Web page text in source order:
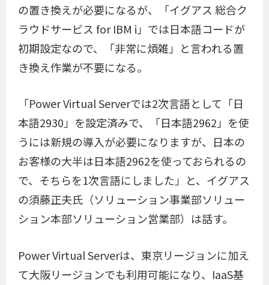
の置き換えが必要になるが、「イグアス 総合ク
ラウドサービス for IBM i」では日本語コードが
初期設定なので、「非常に煩雑」と言われる置
き換え作業が不要になる。
「Power Virtual Serverでは2次言語として「日
本語2930」を設定済みで、「日本語2962」を使
うには新規の導入が必要になりますが、日本の
お客様の大半は日本語2962を使っておられるの
で、そちらを1次言語にしました」と、イグアス
の須藤正夫氏（ソリューション事業部ソリュー
ション本部ソリューション営業部）は話す。
Power Virtual Serverは、東京リージョンに加え
て大阪リージョンでも利用可能になり、IaaS基